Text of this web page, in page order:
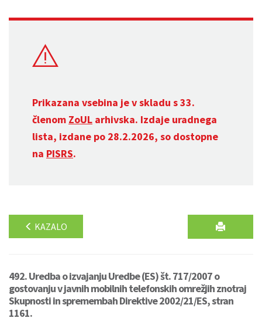
Prikazana vsebina je v skladu s 33.
členom ZoUL arhivska. Izdaje uradnega
lista, izdane po 28.2.2026, so dostopne
na PISRS.
KAZALO
492. Uredba o izvajanju Uredbe (ES) št. 717/2007 o
gostovanju v javnih mobilnih telefonskih omrežjih znotraj
Skupnosti in spremembah Direktive 2002/21/ES, stran
1161.